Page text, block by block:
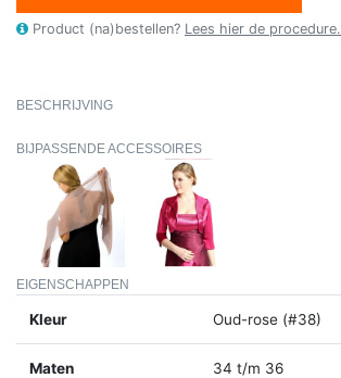
Product (na)bestellen? Lees hier de procedure.
BESCHRIJVING
BIJPASSENDE ACCESSOIRES
EIGENSCHAPPEN
Kleur Oud-rose (#38)
Maten
34 t/m 36